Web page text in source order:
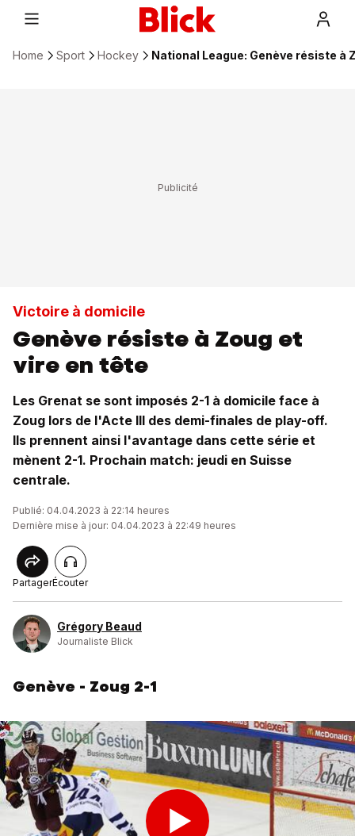
Home Sport Hockey National League: Genève résiste à
Victoire à domicile
Genève résiste à Zoug et
vire en tête
Les Grenat se sont imposés 2-1 à domicile face à
Zoug lors de l'Acte III des demi-finales de play-off.
Ils prennent ainsi l'avantage dans cette série et
mènent 2-1. Prochain match: jeudi en Suisse
centrale.
Publié: 04.04.2023 à 22:14 heures
Dernière mise à jour: 04.04.2023 à 22:49 heures
PartagerÉcouter
Grégory Beaud
Journaliste Blick
Genève - Zoug 2-1